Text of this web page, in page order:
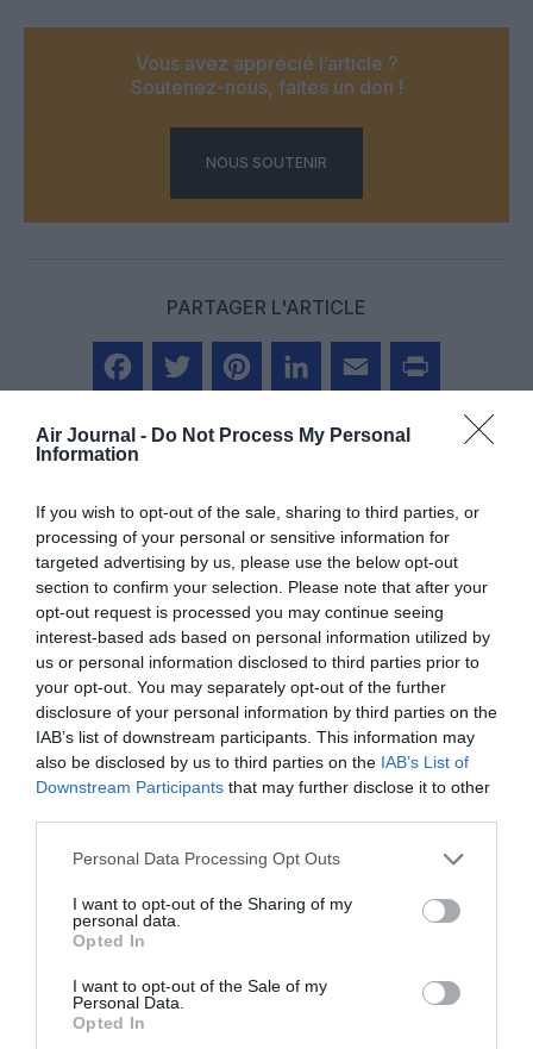
Air Journal - Do Not Process My Personal
Information
If you wish to opt-out of the sale, sharing to third parties, or
processing of your personal or sensitive information for
targeted advertising by us, please use the below opt-out
section to confirm your selection. Please note that after your
opt-out request is processed you may continue seeing
interest-based ads based on personal information utilized by
us or personal information disclosed to third parties prior to
your opt-out. You may separately opt-out of the further
disclosure of your personal information by third parties on the
IAB’s list of downstream participants. This information may
also be disclosed by us to third parties on the IAB’s List of
Downstream Participants that may further disclose it to other
Personal Data Processing Opt Outs
I want to opt-out of the Sharing of my
personal data.
Opted In
I want to opt-out of the Sale of my
Personal Data.
Opted In
Vous avez apprécié l’article ?
Soutenez-nous, faites un don !
NOUS SOUTENIR
PARTAGER L'ARTICLE
COMMENTAIRE(S)
Bencello a commenté :
14 juin 2024 - 8 h 04 min
A ce rythme là, on va bientôt assister au retour en grâce des
hydravions, comme aux premières heures de l’aviation
(Biscarosse) ou aux Maldives avec leur terminal dédié.
RÉPONDRE
le reflet de ce que nous allons avoir ces prochaines années.
Habituons nous à ces changements climatiques : plus fort,
plus haut, plus loin, comme la devise olympique …
disciplines.
Et nous, on aura que la médaille en chocolat, si on continue a